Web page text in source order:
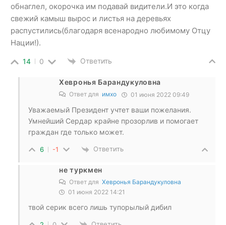
обнаглел, окорочка им подавай видители.И это когда
свежий камыш вырос и листья на деревьях
распустились(благодаря всенародно любимому Отцу
Нации!).
14 0 Ответить
Хевронья Барандукуловна
Ответ для имхо 01 июня 2022 09:49
Уважаемый Президент учтет ваши пожелания.
Умнейший Сердар крайне прозорлив и помогает
граждан где только может.
6 -1 Ответить
не туркмен
Ответ для Хевронья Барандукуловна
01 июня 2022 14:21
твой серик всего лишь тупорылый дибил